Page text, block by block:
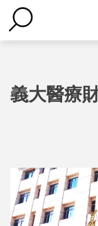
義大醫療